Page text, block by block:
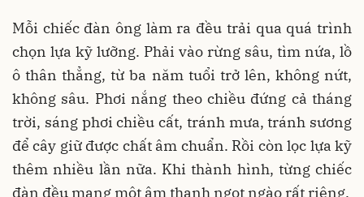
Mỗi chiếc đàn ông làm ra đều trải qua quá trình
chọn lựa kỹ lưỡng. Phải vào rừng sâu, tìm nứa, lồ
ô thân thẳng, từ ba năm tuổi trở lên, không nứt,
không sâu. Phơi nắng theo chiều đứng cả tháng
trời, sáng phơi chiều cất, tránh mưa, tránh sương
để cây giữ được chất âm chuẩn. Rồi còn lọc lựa kỹ
thêm nhiều lần nữa. Khi thành hình, từng chiếc
đàn đều mang một âm thanh ngọt ngào rất riêng.